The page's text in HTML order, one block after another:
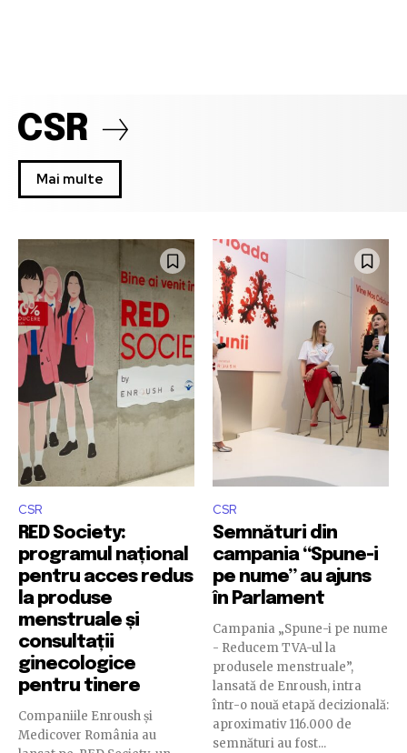
CSR
Mai multe
CSR
RED Society:
programul național
pentru acces redus
la produse
menstruale și
consultații
ginecologice
pentru tinere
Companiile Enroush și
Medicover România au
CSR
Semnături din
campania “Spune-i
pe nume” au ajuns
în Parlament
Campania „Spune-i pe nume
- Reducem TVA-ul la
produsele menstruale”,
lansată de Enroush, intra
într-o nouă etapă decizională:
aproximativ 116.000 de
semnături au fost...